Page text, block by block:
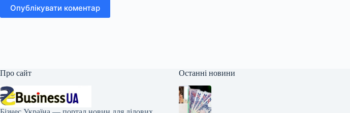
Опублікувати коментар
Про сайт Останні новини